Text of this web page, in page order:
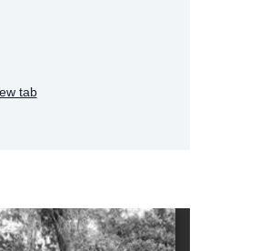
tab